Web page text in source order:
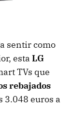
sentir como
esta LG
TVs que
rebajados
3.048 euros a